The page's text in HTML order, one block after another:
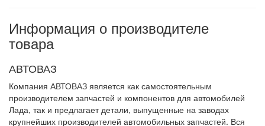
Информация о производителе
товара
АВТОВАЗ
Компания АВТОВАЗ является как самостоятельным
производителем запчастей и компонентов для автомобилей
Лада, так и предлагает детали, выпущенные на заводах
крупнейших производителей автомобильных запчастей. Вся